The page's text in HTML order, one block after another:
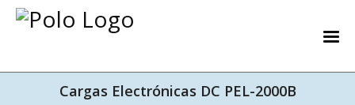
Cargas Electrónicas DC PEL-2000B